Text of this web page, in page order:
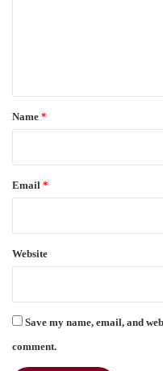
*
Name *
Email *
Website
Save my name, email, and
comment.